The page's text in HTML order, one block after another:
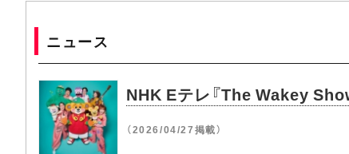
ニュース
NHK Eテレ『The Wakey
（2026/04/27掲載）